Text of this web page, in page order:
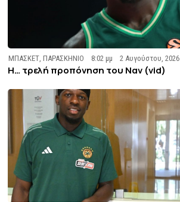
ΜΠΑΣΚΕΤ ,ΠΑΡΑΣΚΗΝΙΟ 8:02 μμ 2 Αυγούστου, 2026
Η… τρελή προπόνηση του Ναν (vid)